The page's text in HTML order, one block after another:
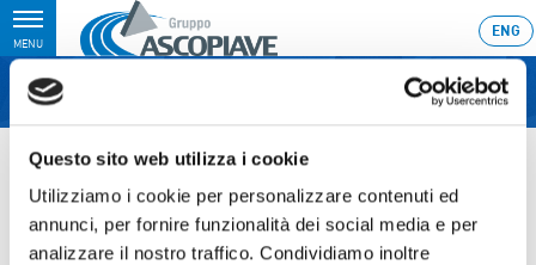
Questo sito web utilizza i cookie
Utilizziamo i cookie per personalizzare contenuti ed
annunci, per fornire funzionalità dei social media e per
analizzare il nostro traffico. Condividiamo inoltre
Toggle
navigation
MENU
ENG
Home Ascopiave rafforza la propria presenza in Lombardia
Ultimo aggiornamento: 28/10/2010 23:55
28.10.2010